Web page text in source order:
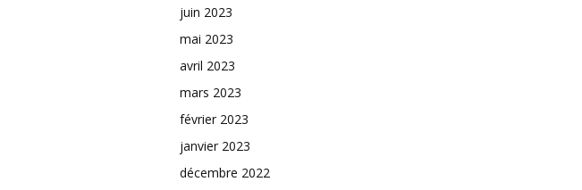
juin 2023
mai 2023
avril 2023
mars 2023
février 2023
janvier 2023
décembre 2022